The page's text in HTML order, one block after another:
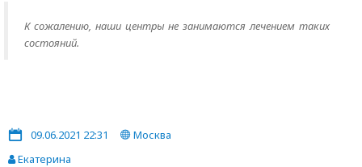
К сожалению, наши центры не занимаются лечением таких
состояний.
09.06.2021 22:31
Москва
Екатерина